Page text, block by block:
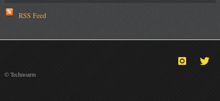
RSS Feed
© Technoarm